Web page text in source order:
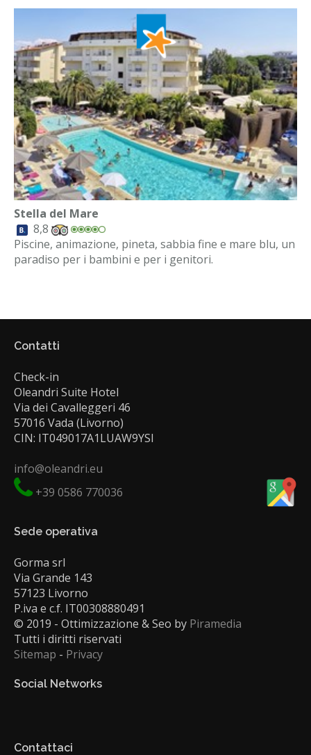
Stella del Mare
8,8
Piscine, animazione, pineta, sabbia fine e mare blu, un
paradiso per i bambini e per i genitori.
Contatti
Check-in
Oleandri Suite Hotel
Via dei Cavalleggeri 46
57016 Vada (Livorno)
CIN: IT049017A1LUAW9YSI
info@oleandri.eu
+39 0586 770036
Sede operativa
Gorma srl
Via Grande 143
57123 Livorno
P.iva e c.f. IT00308880491
© 2019 - Ottimizzazione & Seo by Piramedia
Tutti i diritti riservati
Sitemap - Privacy
Social Networks
Contattaci